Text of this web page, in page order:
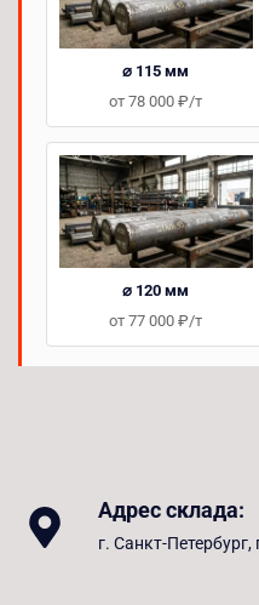
⌀ 115 мм
от 78 000 ₽/т
⌀ 120 мм
от 77 000 ₽/т
Адрес склада:
г. Санкт-